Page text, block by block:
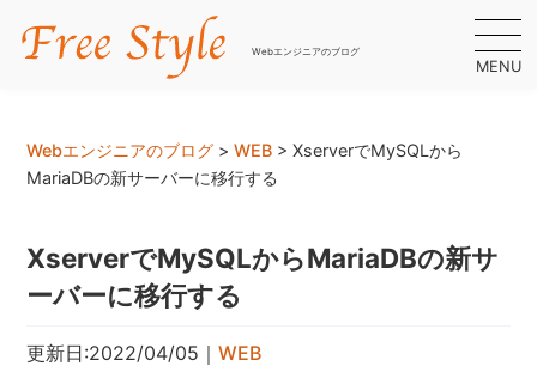
Webエンジニアのブログ
MENU
Webエンジニアのブログ >WEB >XserverでMySQLから
MariaDBの新サーバーに移行する
XserverでMySQLからMariaDBの新サ
ーバーに移行する
更新日:2022/04/05 ｜WEB